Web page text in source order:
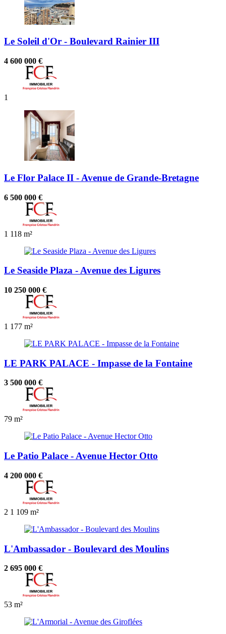
Le Soleil d'Or - Boulevard Rainier III
4 600 000 €
1
Le Flor Palace II - Avenue de Grande-Bretagne
6 500 000 €
1 118 m²
Le Seaside Plaza - Avenue des Ligures
10 250 000 €
1 177 m²
LE PARK PALACE - Impasse de la Fontaine
3 500 000 €
79 m²
Le Patio Palace - Avenue Hector Otto
4 200 000 €
2 1 109 m²
L'Ambassador - Boulevard des Moulins
2 695 000 €
53 m²